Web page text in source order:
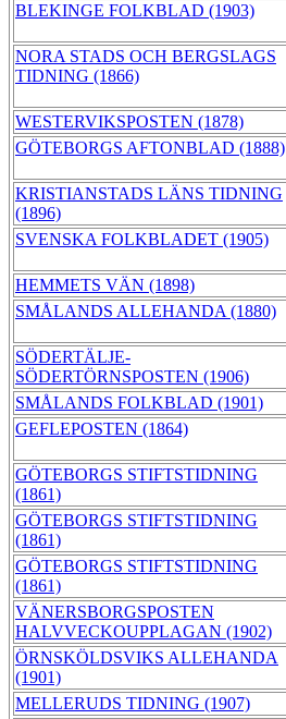
BLEKINGE FOLKBLAD (1903)
NORA STADS OCH BERGSLAGS
TIDNING (1866)
WESTERVIKSPOSTEN (1878)
GÖTEBORGS AFTONBLAD (1888)
KRISTIANSTADS LÄNS TIDNING
(1896)
SVENSKA FOLKBLADET (1905)
HEMMETS VÄN (1898)
SMÅLANDS ALLEHANDA (1880)
SÖDERTÄLJE-
SÖDERTÖRNSPOSTEN (1906)
SMÅLANDS FOLKBLAD (1901)
GEFLEPOSTEN (1864)
GÖTEBORGS STIFTSTIDNING
(1861)
GÖTEBORGS STIFTSTIDNING
(1861)
GÖTEBORGS STIFTSTIDNING
(1861)
VÄNERSBORGSPOSTEN
HALVVECKOUPPLAGAN (1902)
ÖRNSKÖLDSVIKS ALLEHANDA
(1901)
MELLERUDS TIDNING (1907)